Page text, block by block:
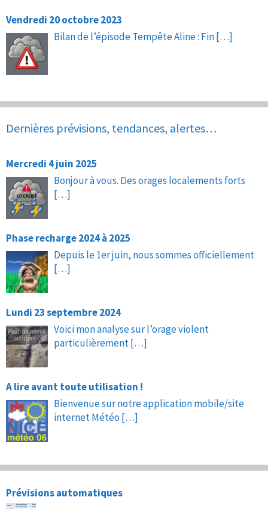
Vendredi 20 octobre 2023
Bilan de l’épisode Tempête Aline : Fin[…]
Dernières prévisions, tendances, alertes…
Mercredi 4 juin 2025
Bonjour à vous. Des orages localements forts
[…]
Phase recharge 2024 à 2025
Depuis le 1er juin, nous sommes officiellement
[…]
Lundi 23 septembre 2024
Voici mon analyse sur l’orage violent
particulièrement[…]
A lire avant toute utilisation !
Bienvenue sur notre application mobile/site
internet Météo […]
Prévisions automatiques